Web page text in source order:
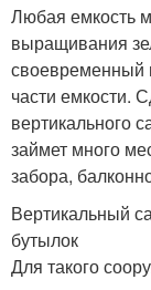
Любая емкость
выращивания
своевременный
части емкости.
вертикального
займет много
забора,
Вертикальный
бутылок
Для такого